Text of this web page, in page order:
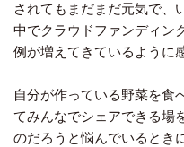
されてもまだまだ元気で、
中でクラウドファンディン
例が増えてきているように
自分が作っている野菜を食
てみんなでシェアできる場
のだろうと悩んでいるとき